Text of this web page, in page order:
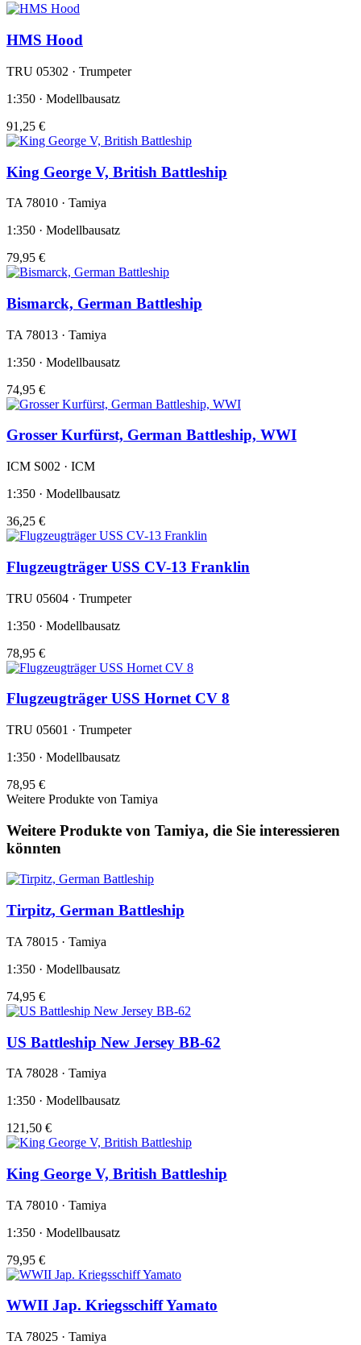
HMS Hood
TRU 05302 · Trumpeter
1:350 · Modellbausatz
91,25 €
King George V, British Battleship
TA 78010 · Tamiya
1:350 · Modellbausatz
79,95 €
Bismarck, German Battleship
TA 78013 · Tamiya
1:350 · Modellbausatz
74,95 €
Grosser Kurfürst, German Battleship, WWI
ICM S002 · ICM
1:350 · Modellbausatz
36,25 €
Flugzeugträger USS CV-13 Franklin
TRU 05604 · Trumpeter
1:350 · Modellbausatz
78,95 €
Flugzeugträger USS Hornet CV 8
TRU 05601 · Trumpeter
1:350 · Modellbausatz
78,95 €
Weitere Produkte von Tamiya
Weitere Produkte von Tamiya, die Sie interessieren
könnten
Tirpitz, German Battleship
TA 78015 · Tamiya
1:350 · Modellbausatz
74,95 €
US Battleship New Jersey BB-62
TA 78028 · Tamiya
1:350 · Modellbausatz
121,50 €
King George V, British Battleship
TA 78010 · Tamiya
1:350 · Modellbausatz
79,95 €
WWII Jap. Kriegsschiff Yamato
TA 78025 · Tamiya